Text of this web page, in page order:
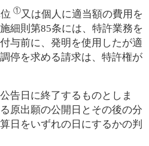
①又は個人に適当額の費用を
細則第85条には、特許業務を
与前に、発明を使用したが適
停を求める請求は、特許権が
告日に終了するものとしま
原出願の公開日とその後の分
日をいずれの日にするかの判